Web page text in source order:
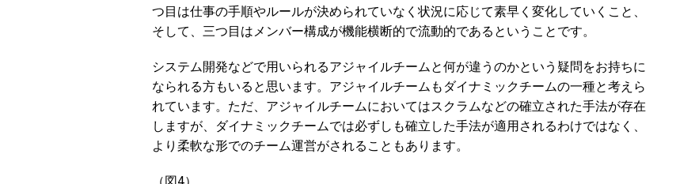
つ目は仕事の手順やルールが決められていなく状況に応じて素早く変化していくこと、
そして、三つ目はメンバー構成が機能横断的で流動的であるということです。
システム開発などで用いられるアジャイルチームと何が違うのかという疑問をお持ちに
なられる方もいると思います。アジャイルチームもダイナミックチームの一種と考えら
れています。ただ、アジャイルチームにおいてはスクラムなどの確立された手法が存在
しますが、ダイナミックチームでは必ずしも確立した手法が適用されるわけではなく、
より柔軟な形でのチーム運営がされることもあります。
（図4）